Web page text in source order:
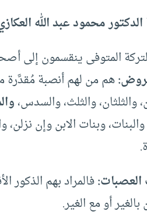
محمود عبد الله
لتركة المتوفى ينقسمون
هم من لهم أنصبة مُقدَّرة
والثلثان، والثلث، والسدس،
والبنات، وبنات الابن وإن
فالمراد بهم
أو مع الغير.